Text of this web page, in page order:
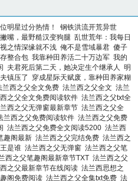
明星过分热情！
钢铁洪流开荒异世
嘴，最野糙汉变狗腿 乱世荒年：我每日
之情深缘就不浅 俺不是雪域暴君 傻子
整合包 我靠种田养活二十万边军 我的
夫君死后第二天，她决定生个继承人 明
镇压了
穿成星际天赋废，靠种田养家糊
兰西之父全文免费 法兰西之父全文 法兰
之父全文免费阅读软件 法兰西之父txt全
西之父无弹窗最新章节 法兰西之父全
兰西之父免费阅读软件 法兰西之父免费
法兰西之父免费全文阅读5200 法兰西
趣阁最新 法兰西之父完结免费 法兰西之
是谁 法兰西之父无弹窗 法兰西之父笔
西之父笔趣阁最新章节TXT 法兰西之父
之父最新章节在线阅读 法兰西思想之
阁免费阅读 法兰西之父全集txt免费 法